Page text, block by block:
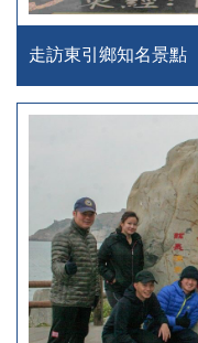
走訪東引鄉知名景點